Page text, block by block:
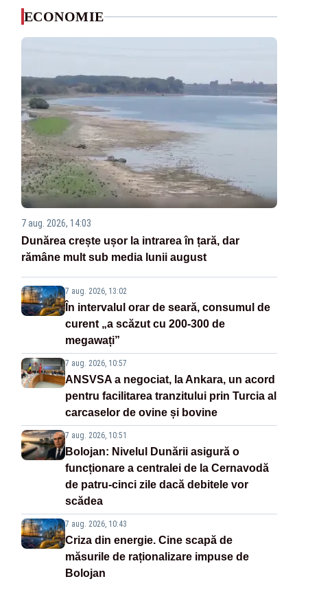
ECONOMIE
7 aug. 2026, 14:03
Dunărea crește ușor la intrarea în țară, dar
rămâne mult sub media lunii august
7 aug. 2026, 13:02
În intervalul orar de seară, consumul de
curent „a scăzut cu 200-300 de
megawați”
7 aug. 2026, 10:57
ANSVSA a negociat, la Ankara, un acord
pentru facilitarea tranzitului prin Turcia al
carcaselor de ovine și bovine
7 aug. 2026, 10:51
Bolojan: Nivelul Dunării asigură o
funcționare a centralei de la Cernavodă
de patru-cinci zile dacă debitele vor
scădea
7 aug. 2026, 10:43
Criza din energie. Cine scapă de
măsurile de raționalizare impuse de
Bolojan